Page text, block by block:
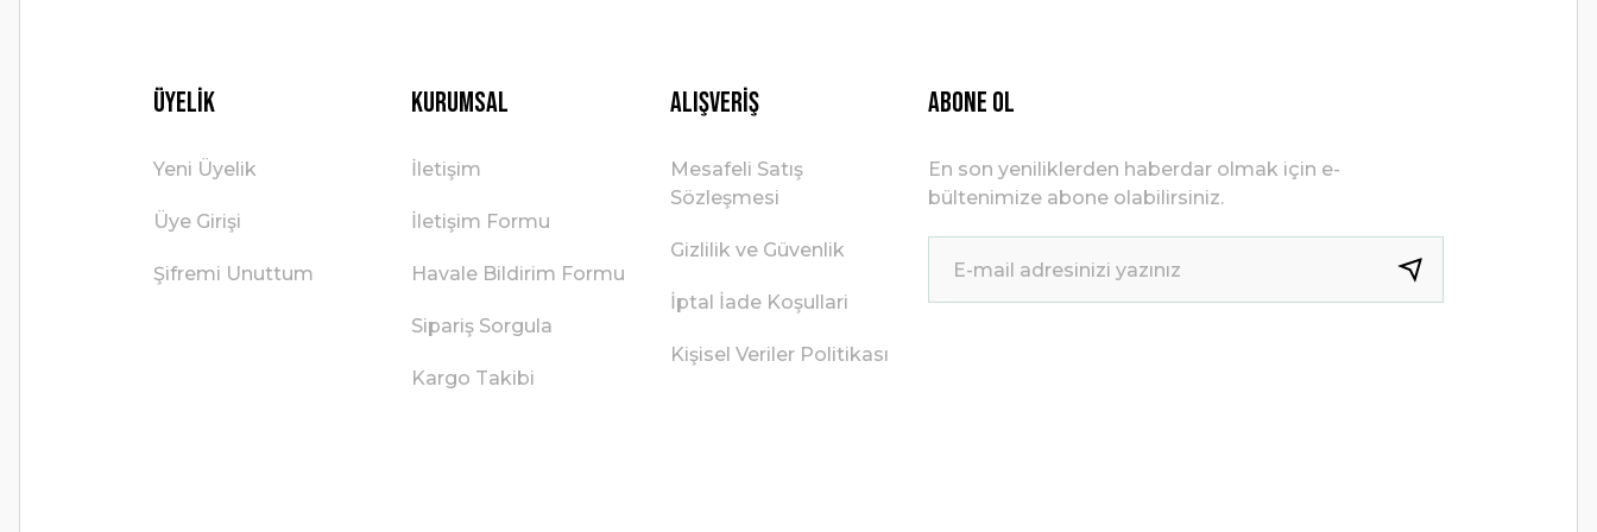
Üyelik
Yeni Üyelik
Üye Girişi
Şifremi Unuttum
Kurumsal
İletişim
İletişim Formu
Havale Bildirim Formu
Sipariş Sorgula
Kargo Takibi
Alışveriş
Mesafeli Satış
Sözleşmesi
Gizlilik ve Güvenlik
İptal İade Koşullari
Kişisel Veriler Politikası
ABONE OL
En son yeniliklerden haberdar olmak için e-
bültenimize abone olabilirsiniz.